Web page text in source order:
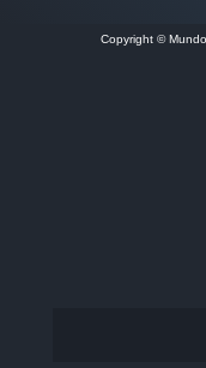
Copyright ©